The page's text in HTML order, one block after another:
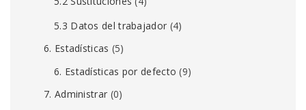
5.3 Datos del trabajador (4)
6. Estadísticas (5)
6. Estadísticas por defecto (9)
7. Administrar (0)